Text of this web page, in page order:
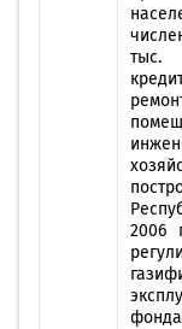
тыс.